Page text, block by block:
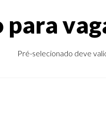
para
Pré-selecionado deve